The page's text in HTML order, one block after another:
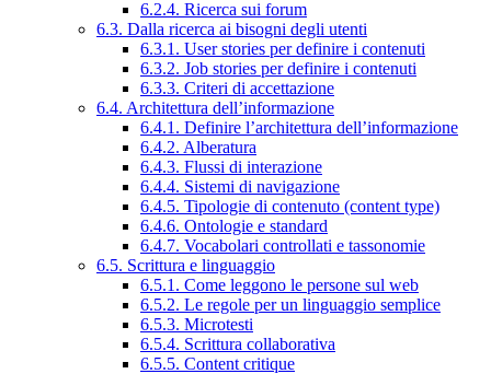
6.2.4. Ricerca sui forum
6.3. Dalla ricerca ai bisogni degli utenti
6.3.1. User stories per definire i contenuti
6.3.2. Job stories per definire i contenuti
6.3.3. Criteri di accettazione
6.4. Architettura dell’informazione
6.4.1. Definire l’architettura dell’informazione
6.4.2. Alberatura
6.4.3. Flussi di interazione
6.4.4. Sistemi di navigazione
6.4.5. Tipologie di contenuto (content type)
6.4.6. Ontologie e standard
6.4.7. Vocabolari controllati e tassonomie
6.5. Scrittura e linguaggio
6.5.1. Come leggono le persone sul web
6.5.2. Le regole per un linguaggio semplice
6.5.3. Microtesti
6.5.4. Scrittura collaborativa
6.5.5. Content critique